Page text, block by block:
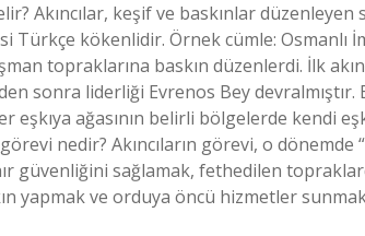
Akıncılar, keşif ve baskınlar
Türkçe kökenlidir. Örnek cümle: Osmanlı
topraklarına baskın düzenlerdi. İlk
sonra liderliği Evrenos Bey
eşkıya ağasının belirli bölgelerde kendi
görevi nedir? Akıncıların görevi, o
güvenliğini sağlamak, fethedilen
yapmak ve orduya öncü hizmetler